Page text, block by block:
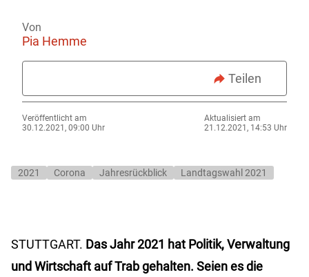
Von
Pia Hemme
Teilen
Veröffentlicht am
30.12.2021, 09:00 Uhr
Aktualisiert am
21.12.2021, 14:53 Uhr
2021 Corona Jahresrückblick Landtagswahl 2021
STUTTGART. Das Jahr 2021 hat Politik, Verwaltung
und Wirtschaft auf Trab gehalten. Seien es die